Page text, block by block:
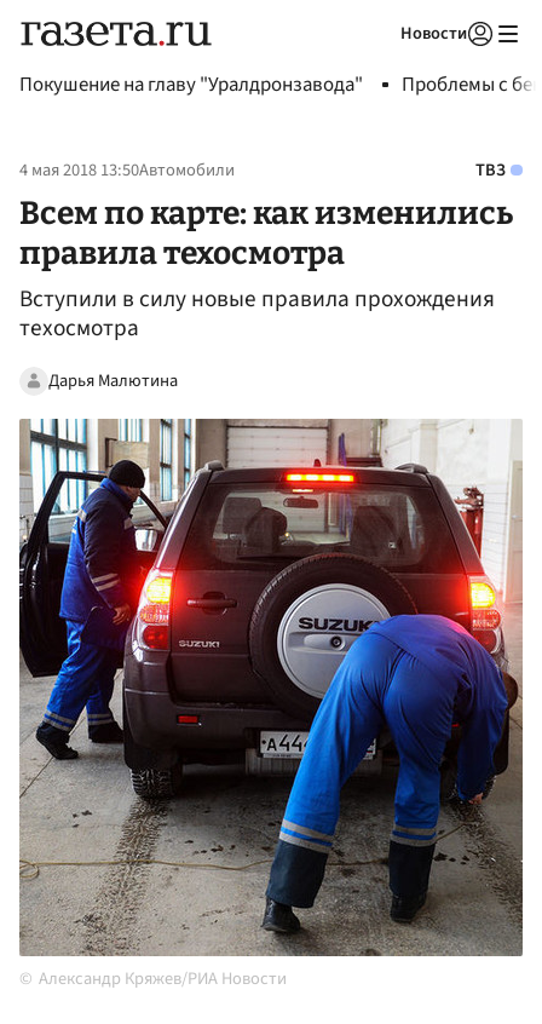
Новости
Покушение на главу "Уралдронзавода" Проблемы с
4 мая 2018 13:50Автомобили ТВЗ
Всем по карте: как изменились
правила техосмотра
Вступили в силу новые правила прохождения
техосмотра
Дарья Малютина
Александр Кряжев/РИА Новости